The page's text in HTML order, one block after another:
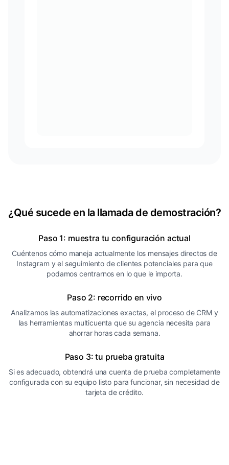
¿Qué sucede en la llamada de demostración?
Paso 1: muestra tu configuración actual
Cuéntenos cómo maneja actualmente los mensajes directos de
Instagram y el seguimiento de clientes potenciales para que
podamos centrarnos en lo que le importa.
Paso 2: recorrido en vivo
Analizamos las automatizaciones exactas, el proceso de CRM y
las herramientas multicuenta que su agencia necesita para
ahorrar horas cada semana.
Paso 3: tu prueba gratuita
Si es adecuado, obtendrá una cuenta de prueba completamente
configurada con su equipo listo para funcionar, sin necesidad de
tarjeta de crédito.